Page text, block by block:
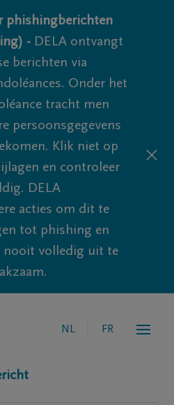
phishingberichten
- DELA ontvangt
berichten via
Onder het
tracht men
persoonsgegevens
Klik niet op
en controleer
DELA
acties om dit te
tot phishing en
nooit volledig uit te
NL FR